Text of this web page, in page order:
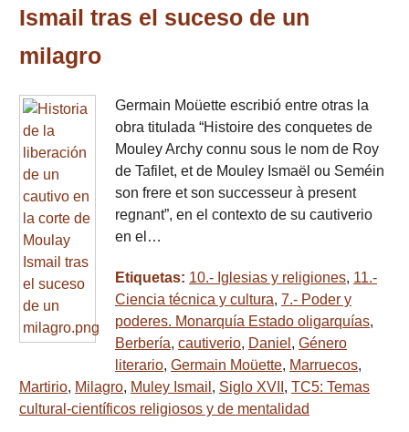
Ismail tras el suceso de un
milagro
Germain Moüette escribió entre otras la
obra titulada “Histoire des conquetes de
Mouley Archy connu sous le nom de Roy
de Tafilet, et de Mouley Ismaël ou Seméin
son frere et son successeur à present
regnant”, en el contexto de su cautiverio
en el…
Etiquetas: 10.- Iglesias y religiones, 11.-
Ciencia técnica y cultura, 7.- Poder y
poderes. Monarquía Estado oligarquías,
Berbería, cautiverio, Daniel , Género
literario, Germain Moüette, Marruecos,
Martirio, Milagro, Muley Ismail , Siglo XVII , TC5: Temas
cultural-científicos religiosos y de mentalidad